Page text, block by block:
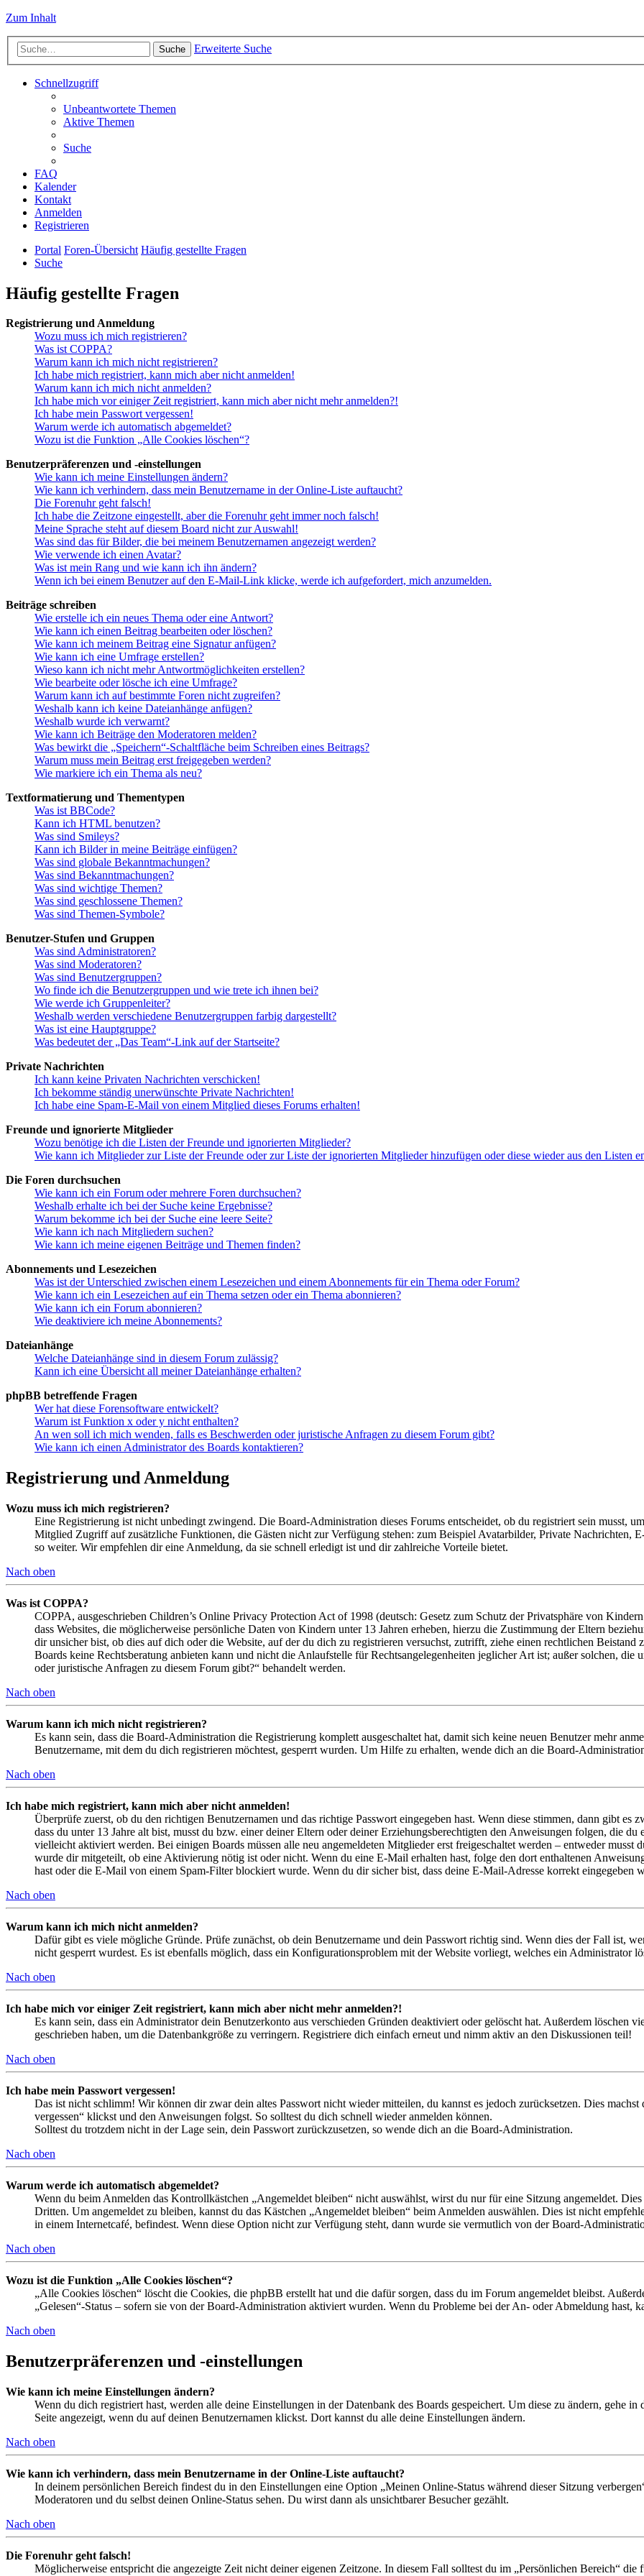
Zum Inhalt
Suche Erweiterte Suche
Schnellzugriff
Unbeantwortete Themen
Aktive Themen
Suche
FAQ
Kalender
Kontakt
Anmelden
Registrieren
Portal Foren-Übersicht Häufig gestellte Fragen
Suche
Häufig gestellte Fragen
Registrierung und Anmeldung
Wozu muss ich mich registrieren?
Was ist COPPA?
Warum kann ich mich nicht registrieren?
Ich habe mich registriert, kann mich aber nicht anmelden!
Warum kann ich mich nicht anmelden?
Ich habe mich vor einiger Zeit registriert, kann mich aber nicht mehr anmelden?!
Ich habe mein Passwort vergessen!
Warum werde ich automatisch abgemeldet?
Wozu ist die Funktion „Alle Cookies löschen“?
Benutzerpräferenzen und -einstellungen
Wie kann ich meine Einstellungen ändern?
Wie kann ich verhindern, dass mein Benutzername in der Online-Liste auftaucht?
Die Forenuhr geht falsch!
Ich habe die Zeitzone eingestellt, aber die Forenuhr geht immer noch falsch!
Meine Sprache steht auf diesem Board nicht zur Auswahl!
Was sind das für Bilder, die bei meinem Benutzernamen angezeigt werden?
Wie verwende ich einen Avatar?
Was ist mein Rang und wie kann ich ihn ändern?
Wenn ich bei einem Benutzer auf den E-Mail-Link klicke, werde ich aufgefordert, mich anzumelden.
Beiträge schreiben
Wie erstelle ich ein neues Thema oder eine Antwort?
Wie kann ich einen Beitrag bearbeiten oder löschen?
Wie kann ich meinem Beitrag eine Signatur anfügen?
Wie kann ich eine Umfrage erstellen?
Wieso kann ich nicht mehr Antwortmöglichkeiten erstellen?
Wie bearbeite oder lösche ich eine Umfrage?
Warum kann ich auf bestimmte Foren nicht zugreifen?
Weshalb kann ich keine Dateianhänge anfügen?
Weshalb wurde ich verwarnt?
Wie kann ich Beiträge den Moderatoren melden?
Was bewirkt die „Speichern“-Schaltfläche beim Schreiben eines Beitrags?
Warum muss mein Beitrag erst freigegeben werden?
Wie markiere ich ein Thema als neu?
Textformatierung und Thementypen
Was ist BBCode?
Kann ich HTML benutzen?
Was sind Smileys?
Kann ich Bilder in meine Beiträge einfügen?
Was sind globale Bekanntmachungen?
Was sind Bekanntmachungen?
Was sind wichtige Themen?
Was sind geschlossene Themen?
Was sind Themen-Symbole?
Benutzer-Stufen und Gruppen
Was sind Administratoren?
Was sind Moderatoren?
Was sind Benutzergruppen?
Wo finde ich die Benutzergruppen und wie trete ich ihnen bei?
Wie werde ich Gruppenleiter?
Weshalb werden verschiedene Benutzergruppen farbig dargestellt?
Was ist eine Hauptgruppe?
Was bedeutet der „Das Team“-Link auf der Startseite?
Private Nachrichten
Ich kann keine Privaten Nachrichten verschicken!
Ich bekomme ständig unerwünschte Private Nachrichten!
Ich habe eine Spam-E-Mail von einem Mitglied dieses Forums erhalten!
Freunde und ignorierte Mitglieder
Wozu benötige ich die Listen der Freunde und ignorierten Mitglieder?
Wie kann ich Mitglieder zur Liste der Freunde oder zur Liste der ignorierten Mitglieder hinzufügen oder diese wieder aus den Listen
Die Foren durchsuchen
Wie kann ich ein Forum oder mehrere Foren durchsuchen?
Weshalb erhalte ich bei der Suche keine Ergebnisse?
Warum bekomme ich bei der Suche eine leere Seite?
Wie kann ich nach Mitgliedern suchen?
Wie kann ich meine eigenen Beiträge und Themen finden?
Abonnements und Lesezeichen
Was ist der Unterschied zwischen einem Lesezeichen und einem Abonnements für ein Thema oder Forum?
Wie kann ich ein Lesezeichen auf ein Thema setzen oder ein Thema abonnieren?
Wie kann ich ein Forum abonnieren?
Wie deaktiviere ich meine Abonnements?
Dateianhänge
Welche Dateianhänge sind in diesem Forum zulässig?
Kann ich eine Übersicht all meiner Dateianhänge erhalten?
phpBB betreffende Fragen
Wer hat diese Forensoftware entwickelt?
Warum ist Funktion x oder y nicht enthalten?
An wen soll ich mich wenden, falls es Beschwerden oder juristische Anfragen zu diesem Forum gibt?
Wie kann ich einen Administrator des Boards kontaktieren?
Registrierung und Anmeldung
Wozu muss ich mich registrieren?
Eine Registrierung ist nicht unbedingt zwingend. Die Board-Administration dieses Forums entscheidet, ob du registriert sein musst,
Mitglied Zugriff auf zusätzliche Funktionen, die Gästen nicht zur Verfügung stehen: zum Beispiel Avatarbilder, Private Nachrichten,
so weiter. Wir empfehlen dir eine Anmeldung, da sie schnell erledigt ist und dir zahlreiche Vorteile bietet.
Nach oben
Was ist COPPA?
COPPA, ausgeschrieben Children’s Online Privacy Protection Act of 1998 (deutsch: Gesetz zum Schutz der Privatsphäre von
dass Websites, die möglicherweise persönliche Daten von Kindern unter 13 Jahren erheben, hierzu die Zustimmung der Eltern
dir unsicher bist, ob dies auf dich oder die Website, auf der du dich zu registrieren versuchst, zutrifft, ziehe einen rechtlichen
Boards keine Rechtsberatung anbieten kann und nicht die Anlaufstelle für Rechtsangelegenheiten jeglicher Art ist; außer solchen,
oder juristische Anfragen zu diesem Forum gibt?“ behandelt werden.
Nach oben
Warum kann ich mich nicht registrieren?
Es kann sein, dass die Board-Administration die Registrierung komplett ausgeschaltet hat, damit sich keine neuen Benutzer mehr
Benutzername, mit dem du dich registrieren möchtest, gesperrt wurden. Um Hilfe zu erhalten, wende dich an die Board-
Nach oben
Ich habe mich registriert, kann mich aber nicht anmelden!
Überprüfe zuerst, ob du den richtigen Benutzernamen und das richtige Passwort eingegeben hast. Wenn diese stimmen, dann gibt es
dass du unter 13 Jahre alt bist, musst du bzw. einer deiner Eltern oder deiner Erziehungsberechtigten den Anweisungen folgen, die
vielleicht aktiviert werden. Bei einigen Boards müssen alle neu angemeldeten Mitglieder erst freigeschaltet werden – entweder musst
wurde dir mitgeteilt, ob eine Aktivierung nötig ist oder nicht. Wenn du eine E-Mail erhalten hast, folge den dort enthaltenen
hast oder die E-Mail von einem Spam-Filter blockiert wurde. Wenn du dir sicher bist, dass deine E-Mail-Adresse korrekt eingegeben
Nach oben
Warum kann ich mich nicht anmelden?
Dafür gibt es viele mögliche Gründe. Prüfe zunächst, ob dein Benutzername und dein Passwort richtig sind. Wenn dies der Fall ist,
nicht gesperrt wurdest. Es ist ebenfalls möglich, dass ein Konfigurationsproblem mit der Website vorliegt, welches ein Administrator
Nach oben
Ich habe mich vor einiger Zeit registriert, kann mich aber nicht mehr anmelden?!
Es kann sein, dass ein Administrator dein Benutzerkonto aus verschieden Gründen deaktiviert oder gelöscht hat. Außerdem löschen
geschrieben haben, um die Datenbankgröße zu verringern. Registriere dich einfach erneut und nimm aktiv an den Diskussionen teil!
Nach oben
Ich habe mein Passwort vergessen!
Das ist nicht schlimm! Wir können dir zwar dein altes Passwort nicht wieder mitteilen, du kannst es jedoch zurücksetzen. Dies
vergessen“ klickst und den Anweisungen folgst. So solltest du dich schnell wieder anmelden können.
Solltest du trotzdem nicht in der Lage sein, dein Passwort zurückzusetzen, so wende dich an die Board-Administration.
Nach oben
Warum werde ich automatisch abgemeldet?
Wenn du beim Anmelden das Kontrollkästchen „Angemeldet bleiben“ nicht auswählst, wirst du nur für eine Sitzung angemeldet.
Dritten. Um angemeldet zu bleiben, kannst du das Kästchen „Angemeldet bleiben“ beim Anmelden auswählen. Dies ist nicht
in einem Internetcafé, befindest. Wenn diese Option nicht zur Verfügung steht, dann wurde sie vermutlich von der Board-
Nach oben
Wozu ist die Funktion „Alle Cookies löschen“?
„Alle Cookies löschen“ löscht die Cookies, die phpBB erstellt hat und die dafür sorgen, dass du im Forum angemeldet bleibst.
„Gelesen“-Status – sofern sie von der Board-Administration aktiviert wurden. Wenn du Probleme bei der An- oder Abmeldung hast,
Nach oben
Benutzerpräferenzen und -einstellungen
Wie kann ich meine Einstellungen ändern?
Wenn du dich registriert hast, werden alle deine Einstellungen in der Datenbank des Boards gespeichert. Um diese zu ändern, gehe
Seite angezeigt, wenn du auf deinen Benutzernamen klickst. Dort kannst du alle deine Einstellungen ändern.
Nach oben
Wie kann ich verhindern, dass mein Benutzername in der Online-Liste auftaucht?
In deinem persönlichen Bereich findest du in den Einstellungen eine Option „Meinen Online-Status während dieser Sitzung
Moderatoren und du selbst deinen Online-Status sehen. Du wirst dann als unsichtbarer Besucher gezählt.
Nach oben
Die Forenuhr geht falsch!
Möglicherweise entspricht die angezeigte Zeit nicht deiner eigenen Zeitzone. In diesem Fall solltest du im „Persönlichen Bereich“